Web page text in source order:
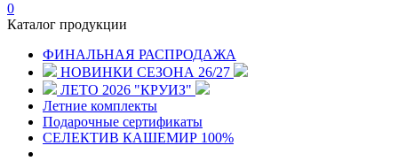
0
Каталог продукции
ФИНАЛЬНАЯ РАСПРОДАЖА
НОВИНКИ СЕЗОНА 26/27
ЛЕТО 2026 "КРУИЗ"
Летние комплекты
Подарочные сертификаты
СЕЛЕКТИВ КАШЕМИР 100%